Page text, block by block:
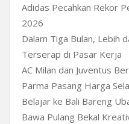
Adidas Pecahkan Rekor
2026
Dalam Tiga Bulan, Lebih
Terserap di Pasar Kerja
AC Milan dan Juventus
Parma Pasang Harga
Belajar ke Bali Bareng
Bawa Pulang Bekal